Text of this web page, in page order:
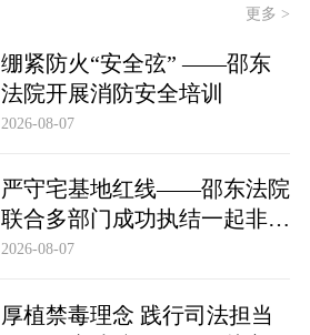
更多 >
绷紧防火“安全弦” ——邵东
法院开展消防安全培训
2026-08-07
严守宅基地红线——邵东法院
联合多部门成功执结一起非法
占用宅基地行政处罚案
2026-08-07
厚植禁毒理念 践行司法担当